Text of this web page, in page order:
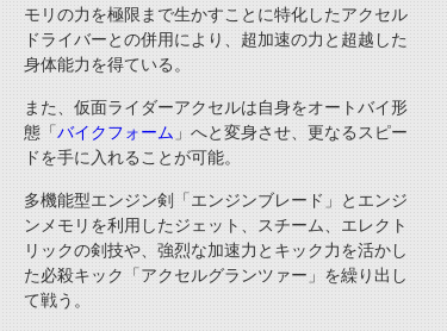
モリの力を極限まで生かすことに特化したアクセル
ドライバーとの併用により、超加速の力と超越した
身体能力を得ている。
また、仮面ライダーアクセルは自身をオートバイ形
態「バイクフォーム 」へと変身させ、更なるスピー
ドを手に入れることが可能。
多機能型エンジン剣「エンジンブレード」とエンジ
ンメモリを利用したジェット、スチーム、エレクト
リックの剣技や、強烈な加速力とキック力を活かし
た必殺キック「アクセルグランツァー」を繰り出し
て戦う。